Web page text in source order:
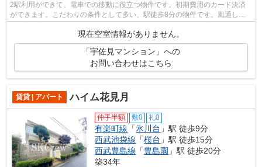
2駅利用ができて、電車での移動に役立つ物件です。初期費用のカード決済
ができます。こだわりの条件として多い、駅徒歩8分の物件です。風通しが
現在空室情報がありません。
「宇佐見マンション」への
お問い合わせはこちら
賃貸 | アパート ハイム花見月
仲手半額 敷0 礼0
有楽町線 「氷川台 」駅 徒歩9分
西武池袋線 「桜台 」駅 徒歩15分
西武豊島線 「豊島園 」駅 徒歩20分
築34年